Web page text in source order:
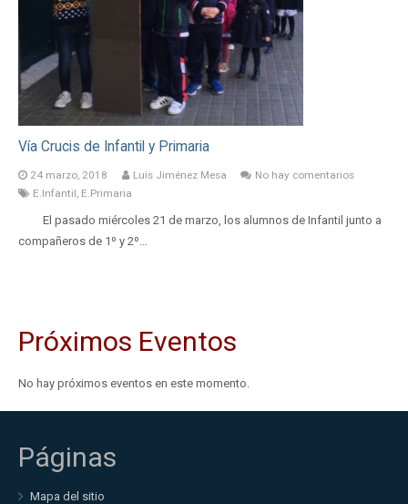
Vía Crucis de Infantil y Primaria
24 marzo, 2018 Luis Jiménez Mesa
No hay comentarios
E.Infantil, E.Primaria
El pasado miércoles 21 de marzo, los alumnos de Infantil junto a
compañeros de 1º y 2º…
Próximos Eventos
No hay próximos eventos en este momento.
Páginas
Mapa del sitio